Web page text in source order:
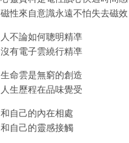
磁性來自意識永遠不怕失去磁效
人不論如何聰明精凖
沒有電子雲繞行精凖
生命雲是無窮的創造
人生歷程在品味覺受
和自己的內在相處
和自己的靈感接觸